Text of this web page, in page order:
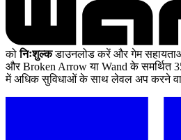
कोनिःशुल्कडाउनलोड करें और गेम
और Broken Arrow या Wand के समर्थित
में अधिक सुविधाओं के साथ लेवल अप करने